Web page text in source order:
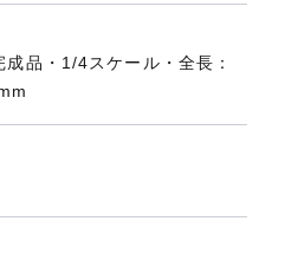
品・1/4スケール・全長：